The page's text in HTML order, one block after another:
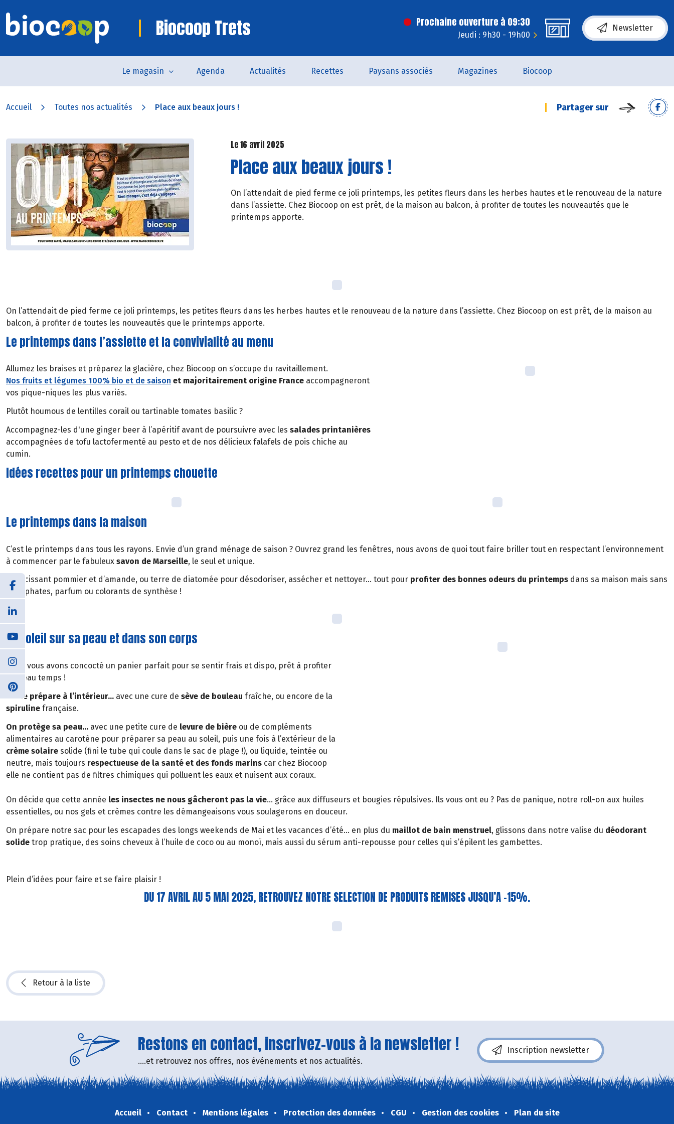
Biocoop Trets Prochaine ouverture à 09:30
Jeudi : 9h30 - 19h00
Newsletter
Le magasin Agenda Actualités Recettes Paysans associés Magazines Biocoop
Accueil Toutes nos actualités Place aux beaux jours ! Partager sur
Le 16 avril 2025
Place aux beaux jours !
On l’attendait de pied ferme ce joli printemps, les petites fleurs dans les herbes hautes et le renouveau de la nature
dans l’assiette. Chez Biocoop on est prêt, de la maison au balcon, à profiter de toutes les nouveautés que le
printemps apporte.
On l’attendait de pied ferme ce joli printemps, les petites fleurs dans les herbes hautes et le renouveau de la nature dans l’assiette. Chez Biocoop on est prêt, de la maison au
balcon, à profiter de toutes les nouveautés que le printemps apporte.
Le printemps dans l’assiette et la convivialité au menu
Allumez les braises et préparez la glacière, chez Biocoop on s’occupe du ravitaillement.
Nos fruits et légumes 100% bio et de saison et majoritairement origine France accompagneront
vos pique-niques les plus variés.
Plutôt houmous de lentilles corail ou tartinable tomates basilic ?
Accompagnez-les d'une ginger beer à l’apéritif avant de poursuivre avec les salades printanières
accompagnées de tofu lactofermenté au pesto et de nos délicieux falafels de pois chiche au
cumin.
Idées recettes pour un printemps chouette
Le printemps dans la maison
C’est le printemps dans tous les rayons. Envie d’un grand ménage de saison ? Ouvrez grand les fenêtres, nous avons de quoi tout faire briller tout en respectant l’environnement
à commencer par le fabuleux savon de Marseille, le seul et unique.
Adoucissant pommier et d’amande, ou terre de diatomée pour désodoriser, assécher et nettoyer… tout pour profiter des bonnes odeurs du printemps dans sa maison mais sans
phosphates, parfum ou colorants de synthèse !
Le soleil sur sa peau et dans son corps
Nous vous avons concocté un panier parfait pour se sentir frais et dispo, prêt à profiter
du beau temps !
On se prépare à l’intérieur… avec une cure de sève de bouleau fraîche, ou encore de la
spiruline française.
On protège sa peau… avec une petite cure de levure de bière ou de compléments
alimentaires au carotène pour préparer sa peau au soleil, puis une fois à l’extérieur de la
crème solaire solide (fini le tube qui coule dans le sac de plage !), ou liquide, teintée ou
neutre, mais toujours respectueuse de la santé et des fonds marins car chez Biocoop
elle ne contient pas de filtres chimiques qui polluent les eaux et nuisent aux coraux.
On décide que cette année les insectes ne nous gâcheront pas la vie… grâce aux diffuseurs et bougies répulsives. Ils vous ont eu ? Pas de panique, notre roll-on aux huiles
essentielles, ou nos gels et crèmes contre les démangeaisons vous soulagerons en douceur.
On prépare notre sac pour les escapades des longs weekends de Mai et les vacances d’été… en plus du maillot de bain menstruel, glissons dans notre valise du déodorant
solide trop pratique, des soins cheveux à l’huile de coco ou au monoï, mais aussi du sérum anti-repousse pour celles qui s’épilent les gambettes.
Plein d’idées pour faire et se faire plaisir !
DU 17 AVRIL AU 5 MAI 2025, RETROUVEZ NOTRE SELECTION DE PRODUITS REMISES JUSQU’A -15%.
Retour à la liste
Restons en contact, inscrivez-vous à la newsletter !
....et retrouvez nos offres, nos événements et nos actualités.
Inscription newsletter
Accueil Contact Mentions légales Protection des données CGU Gestion des cookies Plan du site